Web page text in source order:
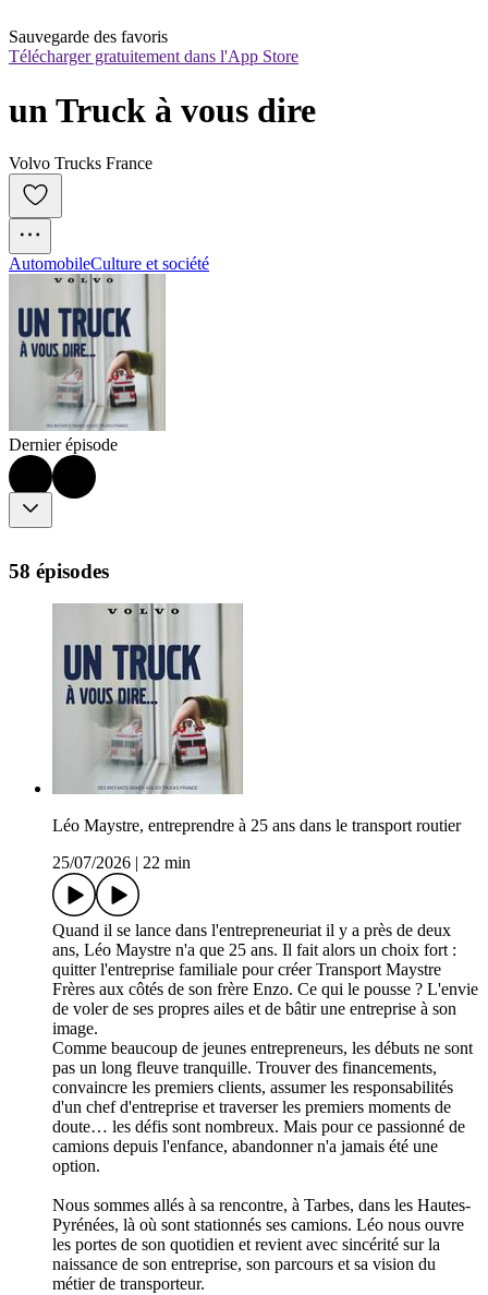
Sauvegarde des favoris
Télécharger gratuitement dans l'App Store
un Truck à vous dire
Volvo Trucks France
AutomobileCulture et société
Dernier épisode
58 épisodes
Léo Maystre, entreprendre à 25 ans dans le transport routier
25/07/2026
22 min
Quand il se lance dans l'entrepreneuriat il y a près de deux
ans, Léo Maystre n'a que 25 ans. Il fait alors un choix fort :
quitter l'entreprise familiale pour créer Transport Maystre
Frères aux côtés de son frère Enzo. Ce qui le pousse ? L'envie
de voler de ses propres ailes et de bâtir une entreprise à son
image.
Comme beaucoup de jeunes entrepreneurs, les débuts ne sont
pas un long fleuve tranquille. Trouver des financements,
convaincre les premiers clients, assumer les responsabilités
d'un chef d'entreprise et traverser les premiers moments de
doute… les défis sont nombreux. Mais pour ce passionné de
camions depuis l'enfance, abandonner n'a jamais été une
option.
Nous sommes allés à sa rencontre, à Tarbes, dans les Hautes-
Pyrénées, là où sont stationnés ses camions. Léo nous ouvre
les portes de son quotidien et revient avec sincérité sur la
naissance de son entreprise, son parcours et sa vision du
métier de transporteur.